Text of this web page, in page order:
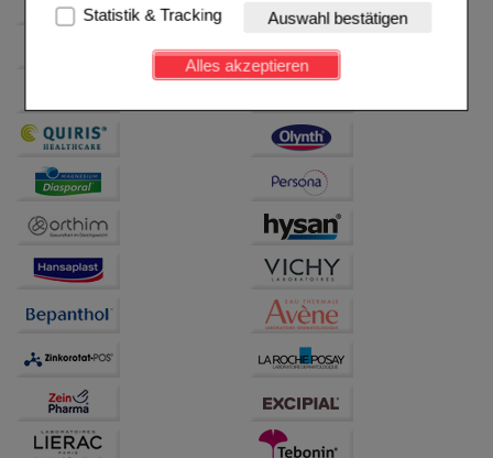
Website notwendig sind (z.B. Navigation, Warenkorb,
Kundenkonto), weshalb auf diese nicht verzichtet
werden kann.
Einkaufserlebnis noch ansprechender zu gestalten,
beispielsweise für die Wiedererkennung des
Besuchers oder unsere Seite an bevorzugte
Verhaltensweisen (z.B. Spracheinstellung)
anzupassen. Komfort-Cookies ermöglichen es uns
anzuzeigen und unser Partnerprogramm zu
Statistik & Tracking:
Hierüber lassen sich
Informationen über die Art und Weise der Nutzung
unserer Website sammeln, mit deren Hilfe wir unsere
Website weiter für Sie optimieren können, den Inhalt
auf unserer Website aber auch die Werbung auf
Drittseiten möglichst relevant für Sie zu gestalten.
Bitte beachten Sie, dass Daten hierfür teilweise an
Dritte wie z.B. Google oder soziale Medien
übertragen werden.
Statistik & Tracking Auswahl bestätigen
Alles akzeptieren